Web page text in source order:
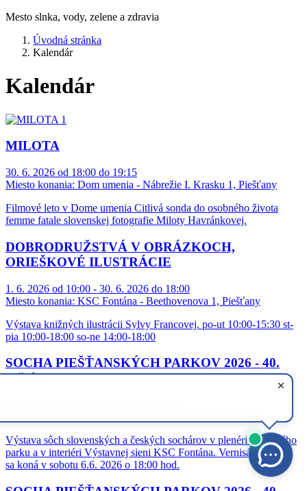
Mesto slnka, vody, zelene a zdravia
Úvodná stránka
Kalendár
Kalendár
MILOTA
30. 6. 2026 od 18:00 do 19:15
Miesto konania: Dom umenia - Nábrežie I. Krasku 1, Piešťany
Filmové leto v Dome umenia Citlivá sonda do osobného života
femme fatale slovenskej fotografie Miloty Havránkovej.
DOBRODRUŽSTVÁ V OBRÁZKOCH,
ORIEŠKOVÉ ILUSTRÁCIE
1. 6. 2026 od 10:00 - 30. 6. 2026 do 18:00
Miesto konania: KSC Fontána - Beethovenova 1, Piešťany
Výstava knižných ilustrácii Sylvy Francovej. po-ut 10:00-15:30 st-
pia 10:00-18:00 so-ne 14:00-18:00
SOCHA PIEŠŤANSKÝCH PARKOV 2026 - 40.
ročník
Výstava sôch slovenských a českých sochárov v plenéri Mestského
parku a v interiéri Výstavnej sieni KSC Fontána. Vernisáž výstavy
sa koná v sobotu 6.6. 2026 o 18:00 hod.